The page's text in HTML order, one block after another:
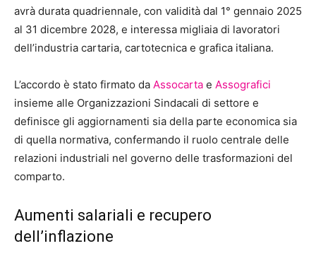
avrà durata quadriennale, con validità dal 1° gennaio 2025
al 31 dicembre 2028, e interessa migliaia di lavoratori
dell’industria cartaria, cartotecnica e grafica italiana.
L’accordo è stato firmato da Assocarta e Assografici
insieme alle Organizzazioni Sindacali di settore e
definisce gli aggiornamenti sia della parte economica sia
di quella normativa, confermando il ruolo centrale delle
relazioni industriali nel governo delle trasformazioni del
comparto.
Aumenti salariali e recupero
dell’inflazione